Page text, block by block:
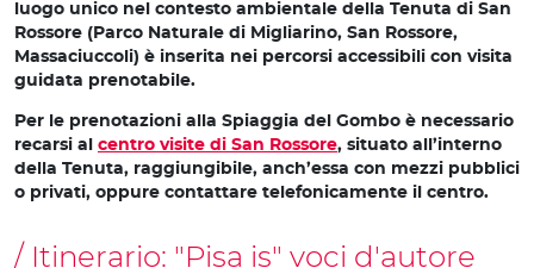
luogo unico nel contesto ambientale della Tenuta di San
Rossore (Parco Naturale di Migliarino, San Rossore,
Massaciuccoli) è inserita nei percorsi accessibili con visita
guidata prenotabile.
Per le prenotazioni alla Spiaggia del Gombo è necessario
recarsi al centro visite di San Rossore, situato all’interno
della Tenuta, raggiungibile, anch’essa con mezzi pubblici
o privati, oppure contattare telefonicamente il centro.
Itinerario: "Pisa is" voci d'autore